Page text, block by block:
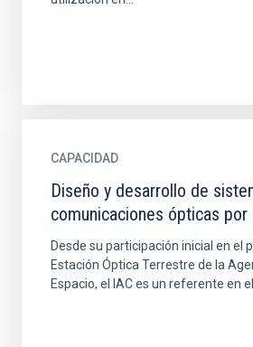
CAPACIDAD
Diseño y desarrollo de
comunicaciones ópticas por
Desde su participación inicial en el
Estación Óptica Terrestre de la
Espacio, el IAC es un referente en el